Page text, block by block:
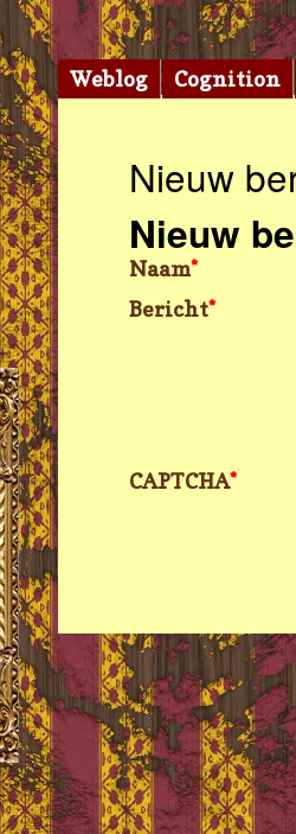
Nieuw
Nieuw
Naam*
Bericht*
CAPTCHA*
Weblog Cognition